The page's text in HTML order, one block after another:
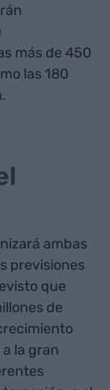
más de 450
las 180
ambas
previsiones
que
de
la gran